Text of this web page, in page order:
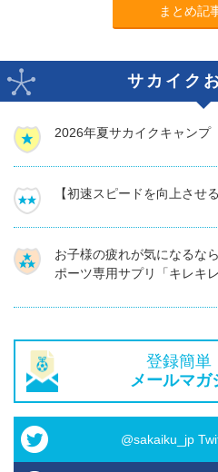
まとめ記
サカイク
2026年夏サカイクキャンプ
【初速スピードを向上させ
お子様の疲れが気になるな
ポーツ専用サプリ「キレキレ
登録簡単
メールマガ
@sakaiku_jp